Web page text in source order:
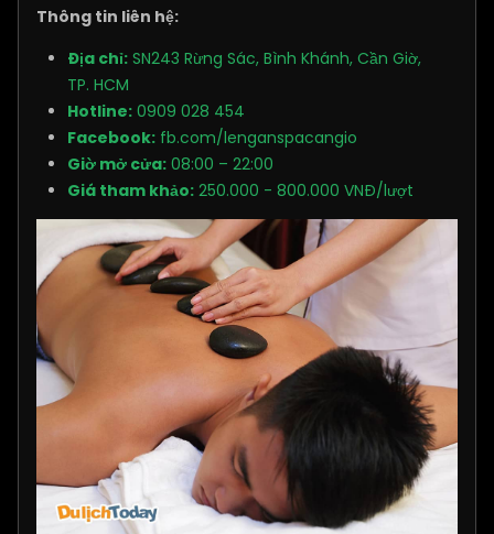
Thông tin liên hệ:
Địa chỉ: SN243 Rừng Sác, Bình Khánh, Cần Giờ,
TP. HCM
Hotline: 0909 028 454
Facebook: fb.com/lenganspacangio
Giờ mở cửa: 08:00 – 22:00
Giá tham khảo: 250.000 - 800.000 VNĐ/lượt